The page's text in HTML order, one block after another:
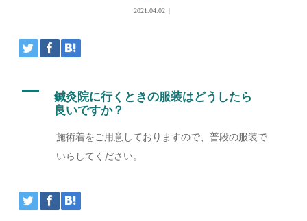
2021.04.02
A
鍼灸院に行くときの服装はどうしたら
良いですか？
施術着をご用意しておりますので、普段の服装で
いらしてください。